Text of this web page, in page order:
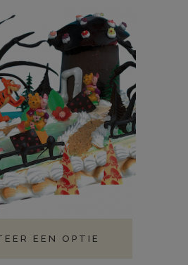
EEN OPTIE